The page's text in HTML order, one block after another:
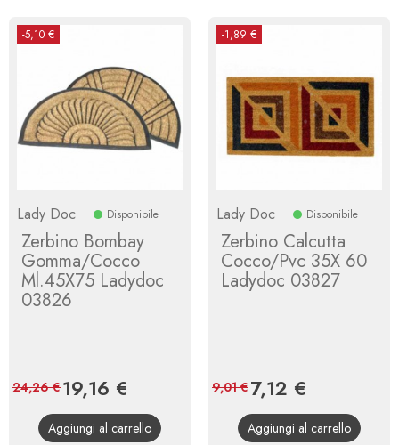
-5,10 €
Lady Doc Disponibile
Zerbino Bombay
Gomma/Cocco
Ml.45X75 Ladydoc
03826
Prezzo
19,16 €
base
24,26 €
Aggiungi al carrello
-1,89 €
Lady Doc Disponibile
Zerbino Calcutta
Cocco/Pvc 35X 60
Ladydoc 03827
Prezzo
7,12 €
base
9,01 €
Aggiungi al carrello